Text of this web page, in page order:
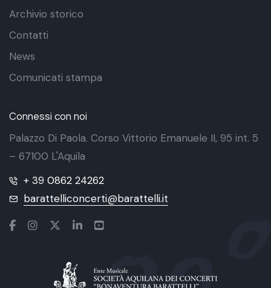
Archivio storico
Contatti
News
Comunicati stampa
Connessi con noi
Palazzo Di Paola. Corso Vittorio Emanuele II, 95 int. 5
– 67100 L'Aquila
+ 39 0862 24262
barattelliconcerti@barattelli.it